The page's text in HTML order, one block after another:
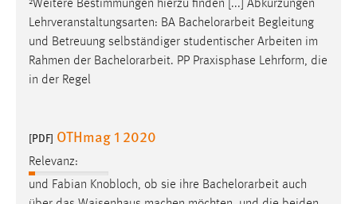
²Weitere Bestimmungen hierzu finden [...] Abkürzungen
Lehrveranstaltungsarten: BA Bachelorarbeit Begleitung
und Betreuung selbständiger studentischer Arbeiten im
Rahmen der Bachelorarbeit. PP Praxisphase Lehrform, die
in der Regel
[PDF] OTHmag 1 2020
Relevanz:
und Fabian Knobloch, ob sie ihre Bachelorarbeit auch
Zweck:
Das Cookie speichert die gewählte Sprache der Website.
Cookie Laufzeit:
30 Tage
Chat
Name:
MibewSessionID, MIBEW_UserID, mibew_locale, mibew-
chat-frame-style-5e9dbeb1811c0446